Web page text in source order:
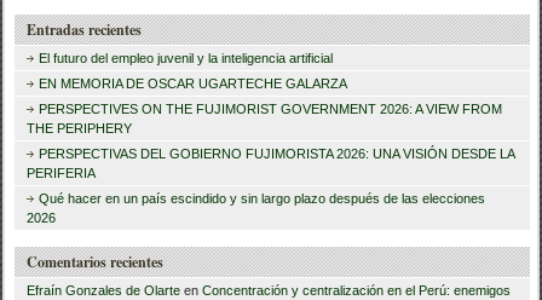
u
s
c
a
:
Entradas recientes
El futuro del empleo juvenil y la inteligencia artificial
EN MEMORIA DE OSCAR UGARTECHE GALARZA
PERSPECTIVES ON THE FUJIMORIST GOVERNMENT 2026: A VIEW FROM
THE PERIPHERY
PERSPECTIVAS DEL GOBIERNO FUJIMORISTA 2026: UNA VISIÓN DESDE LA
PERIFERIA
Qué hacer en un país escindido y sin largo plazo después de las elecciones
2026
Comentarios recientes
Efraín Gonzales de Olarte enConcentración y centralización en el Perú: enemigos